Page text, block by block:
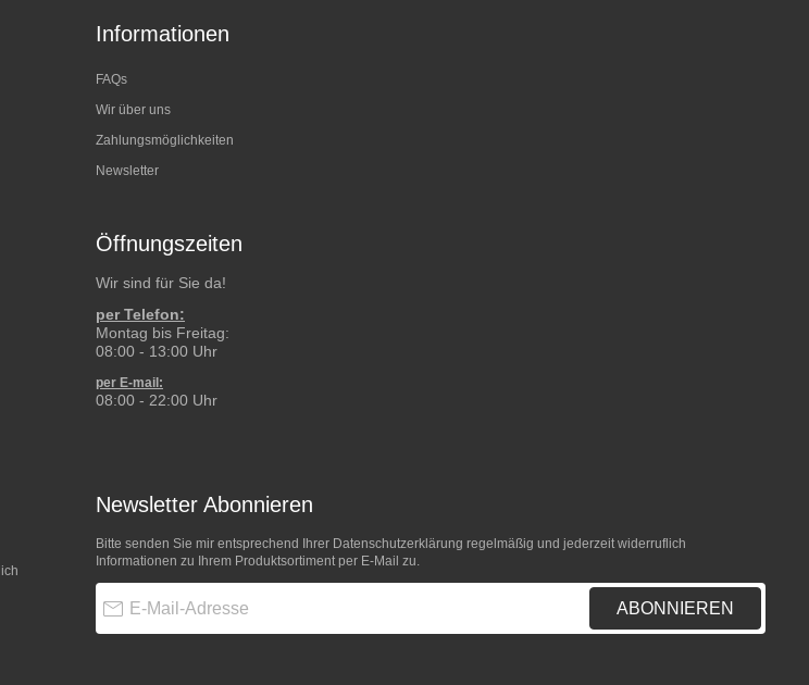
Informationen
FAQs
Wir über uns
Zahlungsmöglichkeiten
Newsletter
Öffnungszeiten
Wir sind für Sie da!
per Telefon:
Montag bis Freitag:
08:00 - 13:00 Uhr
per E-mail:
08:00 - 22:00 Uhr
Newsletter Abonnieren
Bitte senden Sie mir entsprechend Ihrer Datenschutzerklärung regelmäßig und jederzeit widerruflich
Informationen zu Ihrem Produktsortiment per E-Mail zu.
ABONNIEREN